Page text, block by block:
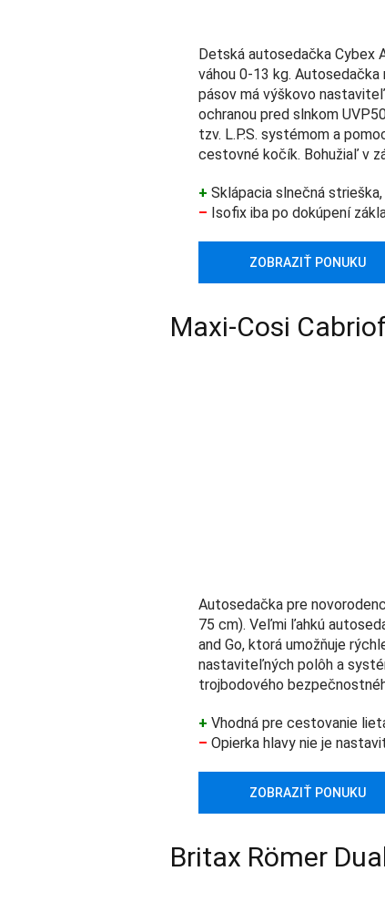
Detská autosedačka Cybex
váhou 0-13 kg.
pásov má výškovo
ochranou pred slnkom
tzv. L.P.S. systémom a
cestovné kočík. Bohužiaľ v
+ Sklápacia slnečná
– Isofix iba po dokúpení
ZOBRAZIŤ PONUKU
Maxi-Cosi
Autosedačka pre
75 cm). Veľmi ľahkú
and Go, ktorá umožňuje
nastaviteľných polôh a
trojbodového
+ Vhodná pre cestovanie
– Opierka hlavy nie je
ZOBRAZIŤ PONUKU
Britax Römer